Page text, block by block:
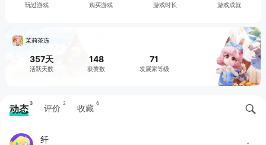
玩过游戏 购买游戏
游戏时长
游戏成就
茉莉茶冻
357天
活跃天数
148
获赞数
71
发展家等级
动态 3 评价 2 收藏 6
纤